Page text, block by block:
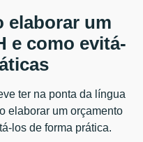
elaborar um
e como evitá-
ter na ponta da língua
elaborar um orçamento
los de forma prática.